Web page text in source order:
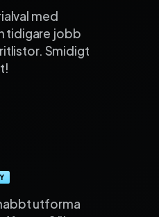
med
tidigare jobb
Smidigt
utforma